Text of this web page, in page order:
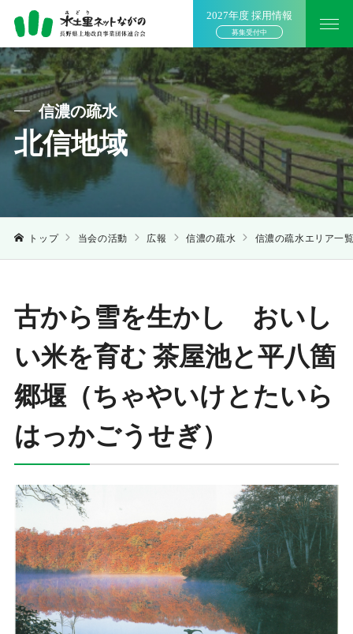
2027年度 採用情報
募集受付中
信濃の疏水
北信地域
トップ 当会の活動 広報 信濃の疏水 信濃の疏水エリア一
古から雪を生かし おいし
い米を育む 茶屋池と平八箇
郷堰（ちゃやいけとたいら
はっかごうせぎ）